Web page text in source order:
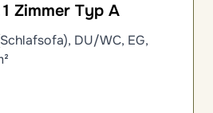
Zimmer Typ A
DU/WC, EG,